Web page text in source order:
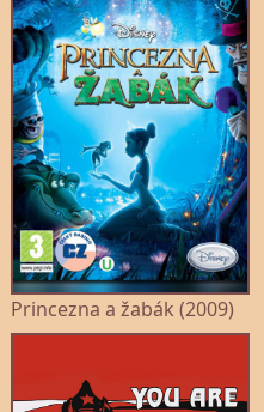
Princezna a žabák (2009)